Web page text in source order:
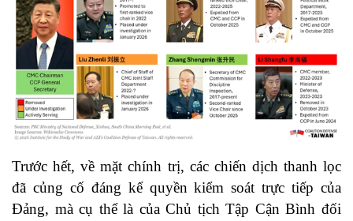
Trước hết, về mặt chính trị, các chiến dịch thanh lọc
đã củng cố đáng kể quyền kiểm soát trực tiếp của
Đảng, mà cụ thể là của Chủ tịch Tập Cận Bình đối